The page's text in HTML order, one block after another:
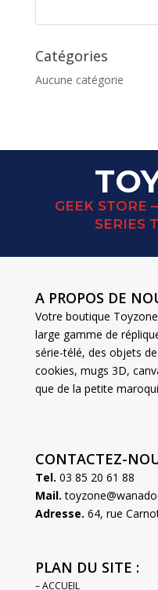
Catégories
Aucune catégorie
GEEK STORE
SERIES
A PROPOS DE
Votre boutique
large gamme de
série-télé, des objets
cookies, mugs 3D,
que de la petite
CONTACTEZ-
Tel. 03 85 20 61 88
Mail.
Adresse. 64, rue
PLAN DU SITE :
– ACCUEIL